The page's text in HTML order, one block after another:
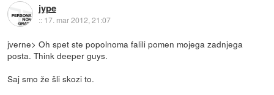
jype
:: 17. mar 2012, 21:07
jverne> Oh spet ste popolnoma falili pomen mojega zadnjega
posta. Think deeper guys.
Saj smo že šli skozi to.